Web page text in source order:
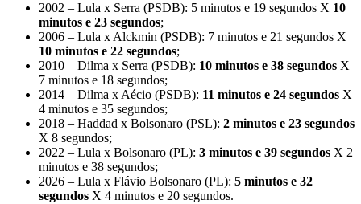
2002 – Lula x Serra (PSDB): 5 minutos e 19 segundos X 10
minutos e 23 segundos;
2006 – Lula x Alckmin (PSDB): 7 minutos e 21 segundos X
10 minutos e 22 segundos;
2010 – Dilma x Serra (PSDB): 10 minutos e 38 segundos X
7 minutos e 18 segundos;
2014 – Dilma x Aécio (PSDB): 11 minutos e 24 segundos X
4 minutos e 35 segundos;
2018 – Haddad x Bolsonaro (PSL): 2 minutos e 23 segundos
X 8 segundos;
2022 – Lula x Bolsonaro (PL): 3 minutos e 39 segundos X 2
minutos e 38 segundos;
2026 – Lula x Flávio Bolsonaro (PL): 5 minutos e 32
segundos X 4 minutos e 20 segundos.